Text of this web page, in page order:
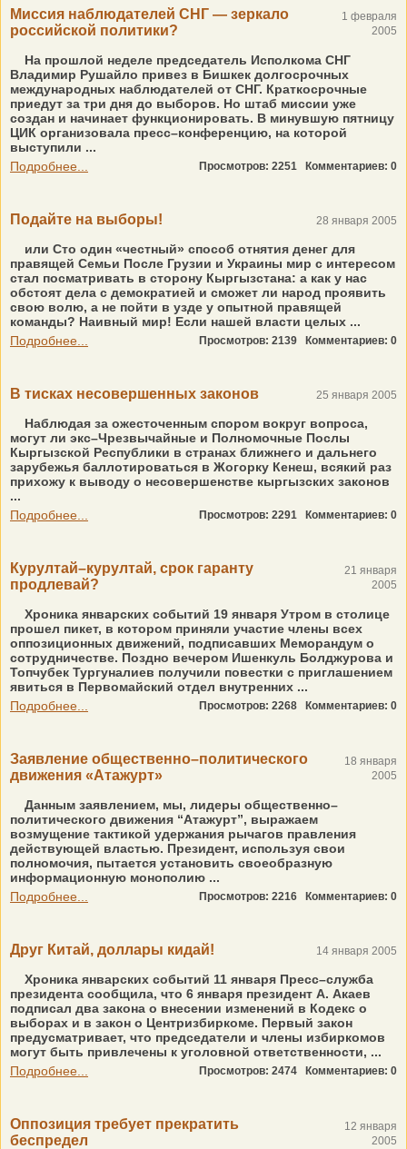
Миссия наблюдателей СНГ — зеркало
российской политики?
1 февраля
2005
На прошлой неделе председатель Исполкома СНГ
Владимир Рушайло привез в Бишкек долгосрочных
международных наблюдателей от СНГ. Краткосрочные
приедут за три дня до выборов. Но штаб миссии уже
создан и начинает функционировать. В минувшую пятницу
ЦИК организовала пресс–конференцию, на которой
выступили ...
Подробнее...
Просмотров: 2251 Комментариев: 0
Подайте на выборы! 28 января 2005
или Сто один «честный» способ отнятия денег для
правящей Семьи После Грузии и Украины мир с интересом
стал посматривать в сторону Кыргызстана: а как у нас
обстоят дела с демократией и сможет ли народ проявить
свою волю, а не пойти в узде у опытной правящей
команды? Наивный мир! Если нашей власти целых ...
Подробнее...
Просмотров: 2139 Комментариев: 0
В тисках несовершенных законов 25 января 2005
Наблюдая за ожесточенным спором вокруг вопроса,
могут ли экс–Чрезвычайные и Полномочные Послы
Кыргызской Республики в странах ближнего и дальнего
зарубежья баллотироваться в Жогорку Кенеш, всякий раз
прихожу к выводу о несовершенстве кыргызских законов
...
Подробнее...
Просмотров: 2291 Комментариев: 0
Курултай–курултай, срок гаранту
продлевай?
21 января
2005
Хроника январских событий 19 января Утром в столице
прошел пикет, в котором приняли участие члены всех
оппозиционных движений, подписавших Меморандум о
сотрудничестве. Поздно вечером Ишенкуль Болджурова и
Топчубек Тургуналиев получили повестки с приглашением
явиться в Первомайский отдел внутренних ...
Подробнее...
Просмотров: 2268 Комментариев: 0
Заявление общественно–политического
движения «Атажурт»
18 января
2005
Данным заявлением, мы, лидеры общественно–
политического движения “Атажурт”, выражаем
возмущение тактикой удержания рычагов правления
действующей властью. Президент, используя свои
полномочия, пытается установить своеобразную
информационную монополию ...
Подробнее...
Просмотров: 2216 Комментариев: 0
Друг Китай, доллары кидай! 14 января 2005
Хроника январских событий 11 января Пресс–служба
президента сообщила, что 6 января президент А. Акаев
подписал два закона о внесении изменений в Кодекс о
выборах и в закон о Центризбиркоме. Первый закон
предусматривает, что председатели и члены избиркомов
могут быть привлечены к уголовной ответственности, ...
Подробнее...
Просмотров: 2474 Комментариев: 0
Оппозиция требует прекратить
беспредел
12 января
2005